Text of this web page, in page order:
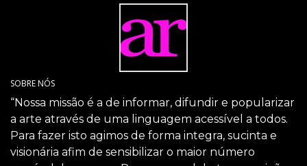
SOBRE NÓS
“Nossa missão é a de informar, difundir e popularizar
a arte através de uma linguagem acessível a todos.
Para fazer isto agimos de forma integra, sucinta e
visionária afim de sensibilizar o maior número